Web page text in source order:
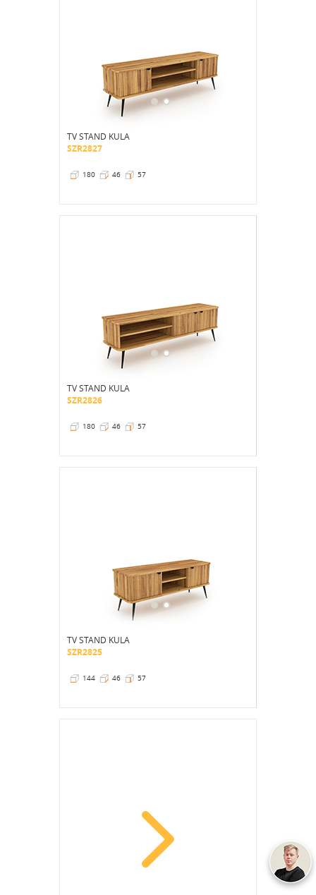
TV STAND KULA
SZR2827
180 46 57
TV STAND KULA
SZR2826
180 46 57
TV STAND KULA
SZR2825
144 46 57